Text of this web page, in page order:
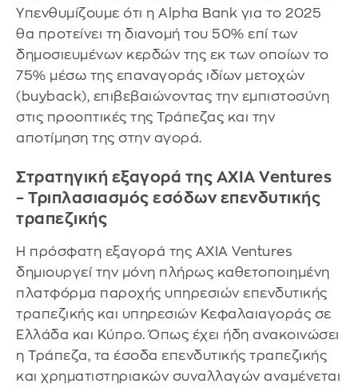
Υπενθυμίζουμε ότι η Alpha Bank για το 2025
θα προτείνει τη διανομή του 50% επί των
δημοσιευμένων κερδών της εκ των οποίων το
75% μέσω της επαναγοράς ιδίων μετοχών
(buyback), επιβεβαιώνοντας την εμπιστοσύνη
στις προοπτικές της Τράπεζας και την
αποτίμηση της στην αγορά.
Στρατηγική εξαγορά της AXIA Ventures
– Τριπλασιασμός εσόδων επενδυτικής
τραπεζικής
Η πρόσφατη εξαγορά της AXIA Ventures
δημιουργεί την μόνη πλήρως καθετοποιημένη
πλατφόρμα παροχής υπηρεσιών επενδυτικής
τραπεζικής και υπηρεσιών Κεφαλαιαγοράς σε
Ελλάδα και Κύπρο. Όπως έχει ήδη ανακοινώσει
η Τράπεζα, τα έσοδα επενδυτικής τραπεζικής
και χρηματιστηριακών συναλλαγών αναμένεται